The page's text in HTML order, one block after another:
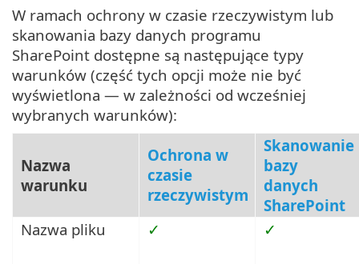
W ramach ochrony w czasie rzeczywistym lub
skanowania bazy danych programu
SharePoint dostępne są następujące typy
warunków (część tych opcji może nie być
wyświetlona — w zależności od wcześniej
wybranych warunków):
Nazwa
warunku
Ochrona w
czasie
rzeczywistym
Skanowanie
bazy
danych
SharePoint
Nazwa pliku
✓ ✓